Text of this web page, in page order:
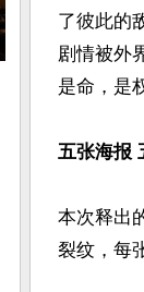
了彼此的
剧情被外
是命，是
五张海报
本次释出